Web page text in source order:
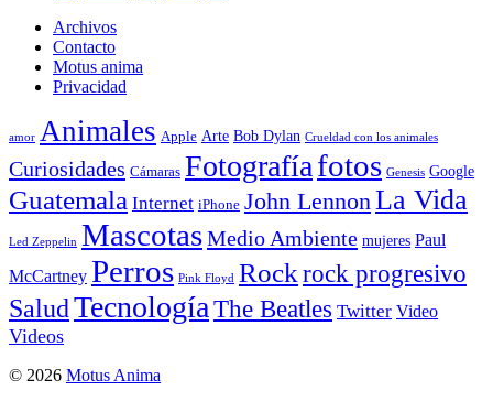
Archivos
Contacto
Motus anima
Privacidad
amor Animales Apple Arte Bob Dylan Crueldad con los animales
Curiosidades Cámaras Fotografíafotos Genesis Google
Guatemala Internet iPhone John Lennon La Vida
Led Zeppelin MascotasMedio Ambiente mujeres Paul
McCartney Perros Pink Floyd Rock rock progresivo
SaludTecnología The Beatles Twitter Video
Videos
© 2026 Motus Anima